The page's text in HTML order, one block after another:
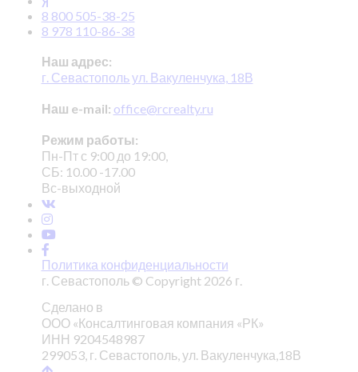
8 800 505-38-25
8 978 110-86-38
Наш адрес:
г. Севастополь ул. Вакуленчука, 18В
Наш e-mail: office@rcrealty.ru
Режим работы:
Пн-Пт с 9:00 до 19:00,
СБ: 10.00 -17.00
Вс-выходной
Политика конфиденциальности
г. Севастополь © Copyright 2026 г.
Сделано в
ООО «Консалтинговая компания «РК»
ИНН 9204548987
299053, г. Севастополь, ул. Вакуленчука,18В